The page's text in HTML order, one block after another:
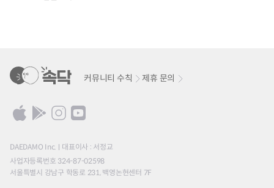
커뮤니티 수칙 제휴 문의
DAEDAMO Inc.
대표이사 : 서정교
사업자등록번호 324-87-02598
서울특별시 강남구 학동로 231, 백영논현센터 7F